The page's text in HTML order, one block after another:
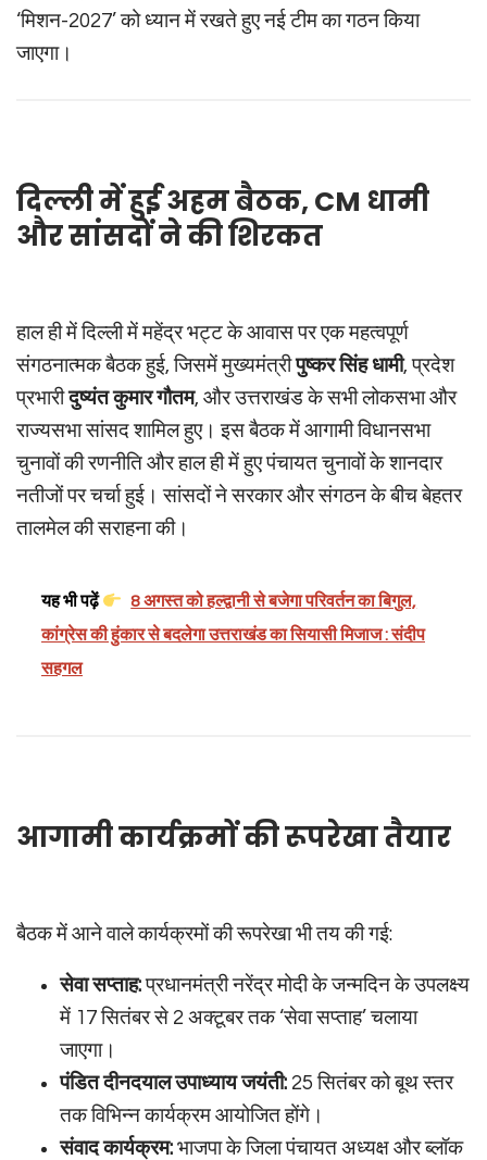
‘मिशन-2027’ को ध्यान में रखते हुए नई टीम का गठन किया
जाएगा।
दिल्ली में हुई अहम बैठक, CM धामी
और सांसदों ने की शिरकत
हाल ही में दिल्ली में महेंद्र भट्ट के आवास पर एक महत्वपूर्ण
संगठनात्मक बैठक हुई, जिसमें मुख्यमंत्रीपुष्कर सिंह धामी, प्रदेश
प्रभारीदुष्यंत कुमार गौतम, और उत्तराखंड के सभी लोकसभा और
राज्यसभा सांसद शामिल हुए। इस बैठक में आगामी विधानसभा
चुनावों की रणनीति और हाल ही में हुए पंचायत चुनावों के शानदार
नतीजों पर चर्चा हुई। सांसदों ने सरकार और संगठन के बीच बेहतर
तालमेल की सराहना की।
यह भी पढ़ें
8 अगस्त को हल्द्वानी से बजेगा परिवर्तन का बिगुल,
कांग्रेस की हुंकार से बदलेगा उत्तराखंड का सियासी मिजाज : संदीप
सहगल
आगामी कार्यक्रमों की रूपरेखा तैयार
बैठक में आने वाले कार्यक्रमों की रूपरेखा भी तय की गई:
सेवा सप्ताह:प्रधानमंत्री नरेंद्र मोदी के जन्मदिन के उपलक्ष्य
में 17 सितंबर से 2 अक्टूबर तक ‘सेवा सप्ताह’ चलाया
जाएगा।
पंडित दीनदयाल उपाध्याय जयंती: 25 सितंबर को बूथ स्तर
तक विभिन्न कार्यक्रम आयोजित होंगे।
संवाद कार्यक्रम: भाजपा के जिला पंचायत अध्यक्ष और ब्लॉक